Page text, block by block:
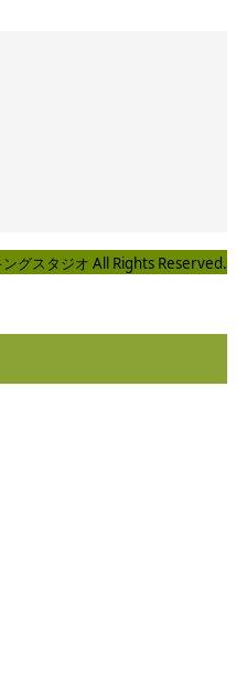
グスタジオ All Rights Reserved.